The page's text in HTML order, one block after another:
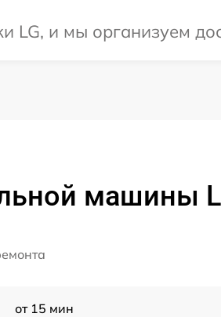
и мы организуем
машины
от 15 мин